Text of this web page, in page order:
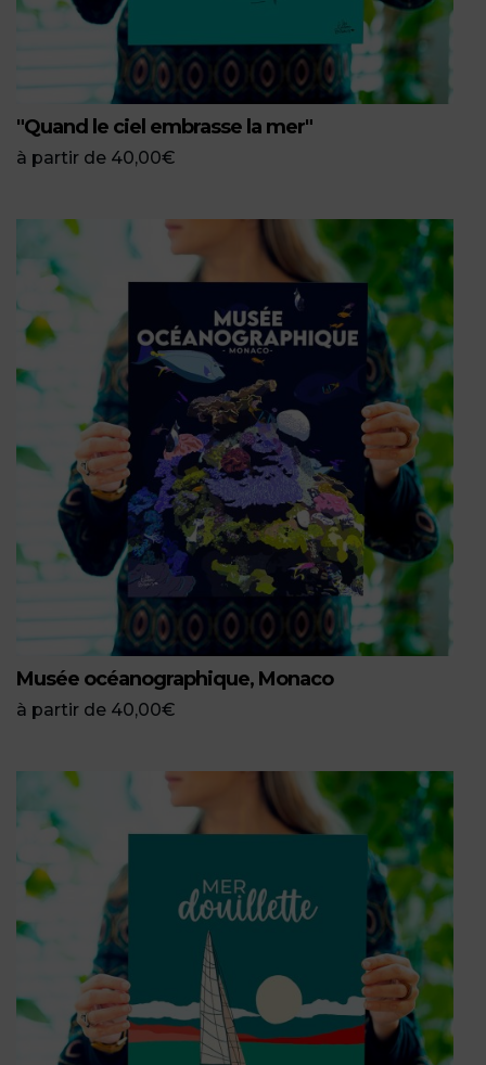
"Quand le ciel embrasse la mer"
à partir de 40,00€
Musée océanographique, Monaco
à partir de 40,00€